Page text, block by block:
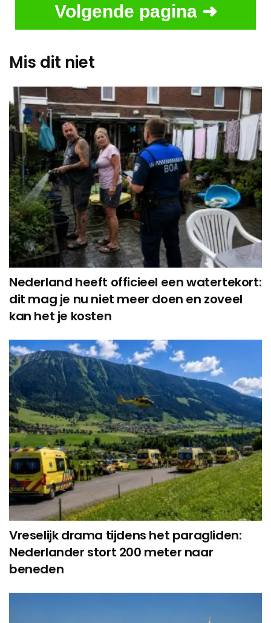
Volgende pagina ➜
Mis dit niet
Nederland heeft officieel een watertekort:
dit mag je nu niet meer doen en zoveel
kan het je kosten
Vreselijk drama tijdens het paragliden:
Nederlander stort 200 meter naar
beneden